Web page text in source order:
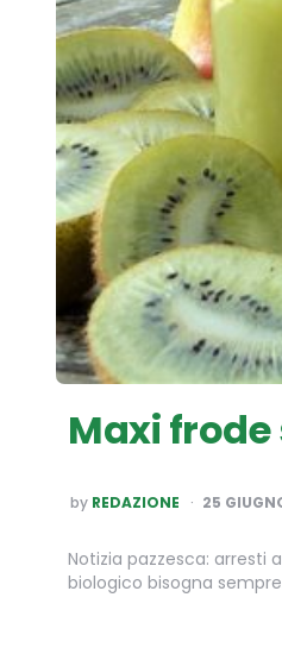
Maxi
POSTED
BY
by REDAZIONE 25
Notizia pazzesca: arresti
biologico bisogna